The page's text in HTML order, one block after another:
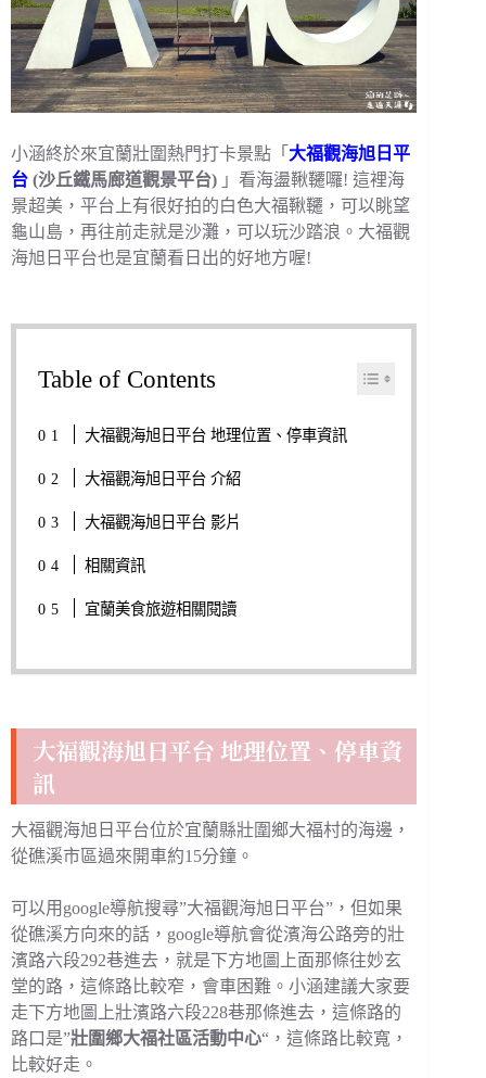
小涵終於來宜蘭壯圍熱門打卡景點「 大福觀海旭日平
台 (沙丘鐵馬廊道觀景平台) 」看海盪鞦韆囉! 這裡海
景超美，平台上有很好拍的白色大福鞦韆，可以眺望
龜山島，再往前走就是沙灘，可以玩沙踏浪。大福觀
海旭日平台也是宜蘭看日出的好地方喔!
Table of Contents
大福觀海旭日平台 地理位置、停車資訊
大福觀海旭日平台 介紹
大福觀海旭日平台 影片
相關資訊
宜蘭美食旅遊相關閱讀
大福觀海旭日平台 地理位置、停車資
訊
大福觀海旭日平台位於宜蘭縣壯圍鄉大福村的海邊，
從礁溪市區過來開車約15分鐘。
可以用google導航搜尋”大福觀海旭日平台”，但如果
從礁溪方向來的話，google導航會從濱海公路旁的壯
濱路六段292巷進去，就是下方地圖上面那條往妙玄
堂的路，這條路比較窄，會車困難。小涵建議大家要
走下方地圖上壯濱路六段228巷那條進去，這條路的
路口是”壯圍鄉大福社區活動中心“，這條路比較寬，
比較好走。